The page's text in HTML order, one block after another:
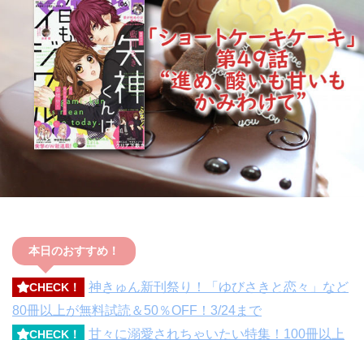
本日のおすすめ！
CHECK！
神きゅん新刊祭り！「ゆびさきと恋々」など
80冊以上が無料試読＆50％OFF！3/24まで
CHECK！
甘々に溺愛されちゃいたい特集！100冊以上